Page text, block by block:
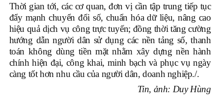
Thời gian tới, các cơ quan, đơn vị cần tập trung tiếp tục
đẩy mạnh chuyển đổi số, chuẩn hóa dữ liệu, nâng cao
hiệu quả dịch vụ công trực tuyến; đồng thời tăng cường
hướng dẫn người dân sử dụng các nền tảng số, thanh
toán không dùng tiền mặt nhằm xây dựng nền hành
chính hiện đại, công khai, minh bạch và phục vụ ngày
càng tốt hơn nhu cầu của người dân, doanh nghiệp./.
Tin, ảnh: Duy Hùng